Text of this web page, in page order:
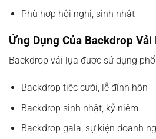
Phù hợp hội nghị, sinh nhật
Ứng Dụng Của Backdrop Vải
Backdrop vải lụa được sử dụng
Backdrop tiệc cưới, lễ đính hôn
Backdrop sinh nhật, kỷ niệm
Backdrop gala, sự kiện doanh